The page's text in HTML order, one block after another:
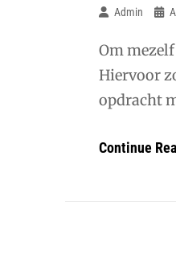
Admin
Om
Hiervoor
opdracht
Continue